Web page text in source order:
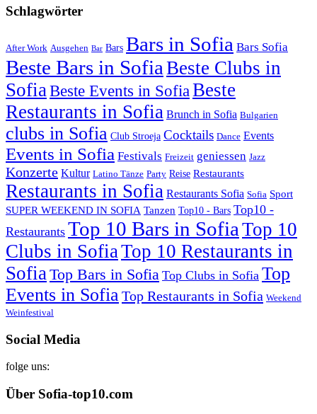
Schlagwörter
After Work Ausgehen Bar Bars Bars in Sofia Bars Sofia
Beste Bars in Sofia Beste Clubs in
SofiaBeste Events in SofiaBeste
Restaurants in Sofia Brunch in Sofia Bulgarien
clubs in Sofia Club Stroeja Cocktails Dance Events
Events in Sofia Festivals Freizeit geniessen Jazz
Konzerte Kultur Latino Tänze Party Reise Restaurants
Restaurants in Sofia Restaurants Sofia Sofia Sport
SUPER WEEKEND IN SOFIA Tanzen Top10 - Bars Top10 -
Restaurants Top 10 Bars in Sofia Top 10
Clubs in SofiaTop 10 Restaurants in
SofiaTop Bars in Sofia Top Clubs in Sofia Top
Events in SofiaTop Restaurants in Sofia Weekend
Weinfestival
Social Media
folge uns:
Über Sofia-top10.com